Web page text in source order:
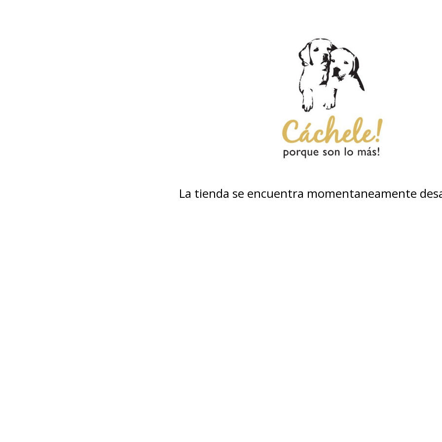
La tienda se encuentra momentaneamente